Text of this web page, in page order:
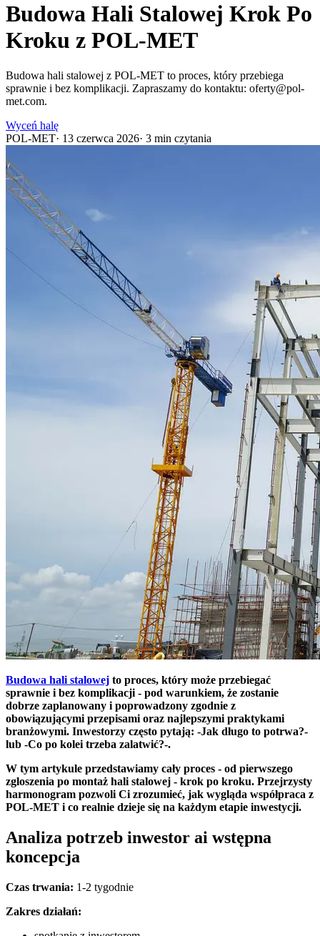
Budowa Hali Stalowej Krok Po
Kroku z POL-MET
Budowa hali stalowej z POL-MET to proces, który przebiega
sprawnie i bez komplikacji. Zapraszamy do kontaktu: oferty@pol-
met.com.
Wyceń halę
POL-MET· 13 czerwca 2026· 3 min czytania
Budowa hali stalowej to proces, który może przebiegać
sprawnie i bez komplikacji - pod warunkiem, że zostanie
dobrze zaplanowany i poprowadzony zgodnie z
obowiązującymi przepisami oraz najlepszymi praktykami
branżowymi. Inwestorzy często pytają: -Jak długo to potrwa?-
lub -Co po kolei trzeba zalatwić?-.
W tym artykule przedstawiamy cały proces - od pierwszego
zgloszenia po montaż hali stalowej - krok po kroku. Przejrzysty
harmonogram pozwoli Ci zrozumieć, jak wygląda współpraca z
POL-MET i co realnie dzieje się na każdym etapie inwestycji.
Analiza potrzeb inwestor ai wstępna
koncepcja
Czas trwania: 1-2 tygodnie
Zakres działań: